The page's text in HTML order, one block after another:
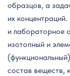
образцов, а
их
и лабораторное
изотопный и
состав веществ,